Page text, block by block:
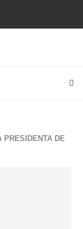
PRESIDENTA DE